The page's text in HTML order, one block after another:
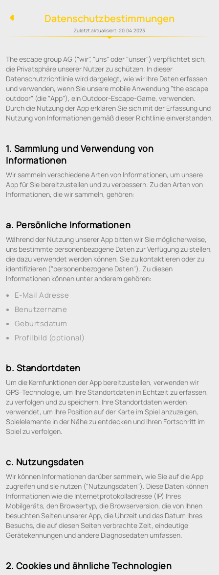
Datenschutzbestimmungen
Zuletzt aktualisiert: 20.04.2023
The escape group AG ("wir", "uns" oder "unser") verpflichtet sich,
die Privatsphäre unserer Nutzer zu schützen. In dieser
Datenschutzrichtlinie wird dargelegt, wie wir Ihre Daten erfassen
und verwenden, wenn Sie unsere mobile Anwendung "the escape
outdoor" (die "App"), ein Outdoor-Escape-Game, verwenden.
Durch die Nutzung der App erklären Sie sich mit der Erfassung und
Nutzung von Informationen gemäß dieser Richtlinie einverstanden.
1. Sammlung und Verwendung von
Informationen
Wir sammeln verschiedene Arten von Informationen, um unsere
App für Sie bereitzustellen und zu verbessern. Zu den Arten von
Informationen, die wir sammeln, gehören:
a. Persönliche Informationen
Während der Nutzung unserer App bitten wir Sie möglicherweise,
uns bestimmte personenbezogene Daten zur Verfügung zu stellen,
die dazu verwendet werden können, Sie zu kontaktieren oder zu
identifizieren ("personenbezogene Daten"). Zu diesen
Informationen können unter anderem gehören:
E-Mail Adresse
Benutzername
Geburtsdatum
Profilbild (optional)
b. Standortdaten
Um die Kernfunktionen der App bereitzustellen, verwenden wir
GPS-Technologie, um Ihre Standortdaten in Echtzeit zu erfassen,
zu verfolgen und zu speichern. Ihre Standortdaten werden
verwendet, um Ihre Position auf der Karte im Spiel anzuzeigen,
Spielelemente in der Nähe zu entdecken und Ihren Fortschritt im
Spiel zu verfolgen.
c. Nutzungsdaten
Wir können Informationen darüber sammeln, wie Sie auf die App
zugreifen und sie nutzen ("Nutzungsdaten"). Diese Daten können
Informationen wie die Internetprotokolladresse (IP) Ihres
Mobilgeräts, den Browsertyp, die Browserversion, die von Ihnen
besuchten Seiten unserer App, die Uhrzeit und das Datum Ihres
Besuchs, die auf diesen Seiten verbrachte Zeit, eindeutige
Gerätekennungen und andere Diagnosedaten umfassen.
2. Cookies und ähnliche Technologien